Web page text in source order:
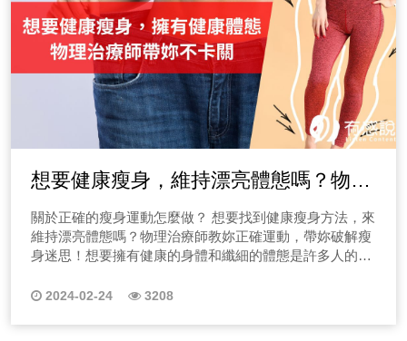
體會他的故事，你才能給出最正確的指引。 成為塔羅師
有哪些禁忌呢？原則是什麼？ 塔羅師不是萬能的，因此
生什麼病我不算！明天樂透開幾號我不算！我能活到幾
歲，抱歉我也不算！再來愈到冥頑不靈的個案，我也不喜
歡算(為了生活我得忍耐)，但我講話會稍微難聽就是了。
那塔羅師的禁忌還有什麼呢？除了一些基本儀式，心不靜
的時候，我也不會逼自己算牌的，用心感受！你才能進入
個案的世界中~ 塔羅牌能速成嗎？有七十八張欸！ 超多
專業都沒有速成，更何況塔羅牌有七十八張，光記住牌義
一張牌的運用方針。 並且這些都要用個案的故事去堆疊
出來的，每一次算牌，就像讀一本書，多過了一種人生！
好了不多說，讓我們繼續看節目簡介！ 什麼是大阿爾克
牌，其中包含了以下22張牌，讓Minnie老師做個簡單介
想要健康瘦身，維持漂亮體態嗎？物理
治療師教妳正確瘦身運動方法，帶妳破
解瘦身迷思！
關於正確的瘦身運動怎麼做？ 想要找到健康瘦身方法，來
維持漂亮體態嗎？物理治療師教妳正確運動，帶妳破解瘦
身迷思！想要擁有健康的身體和纖細的體態是許多人的夢
讓人不知所措呢？而網路上充斥各式各樣的訓練方針，導
2024-02-24 3208